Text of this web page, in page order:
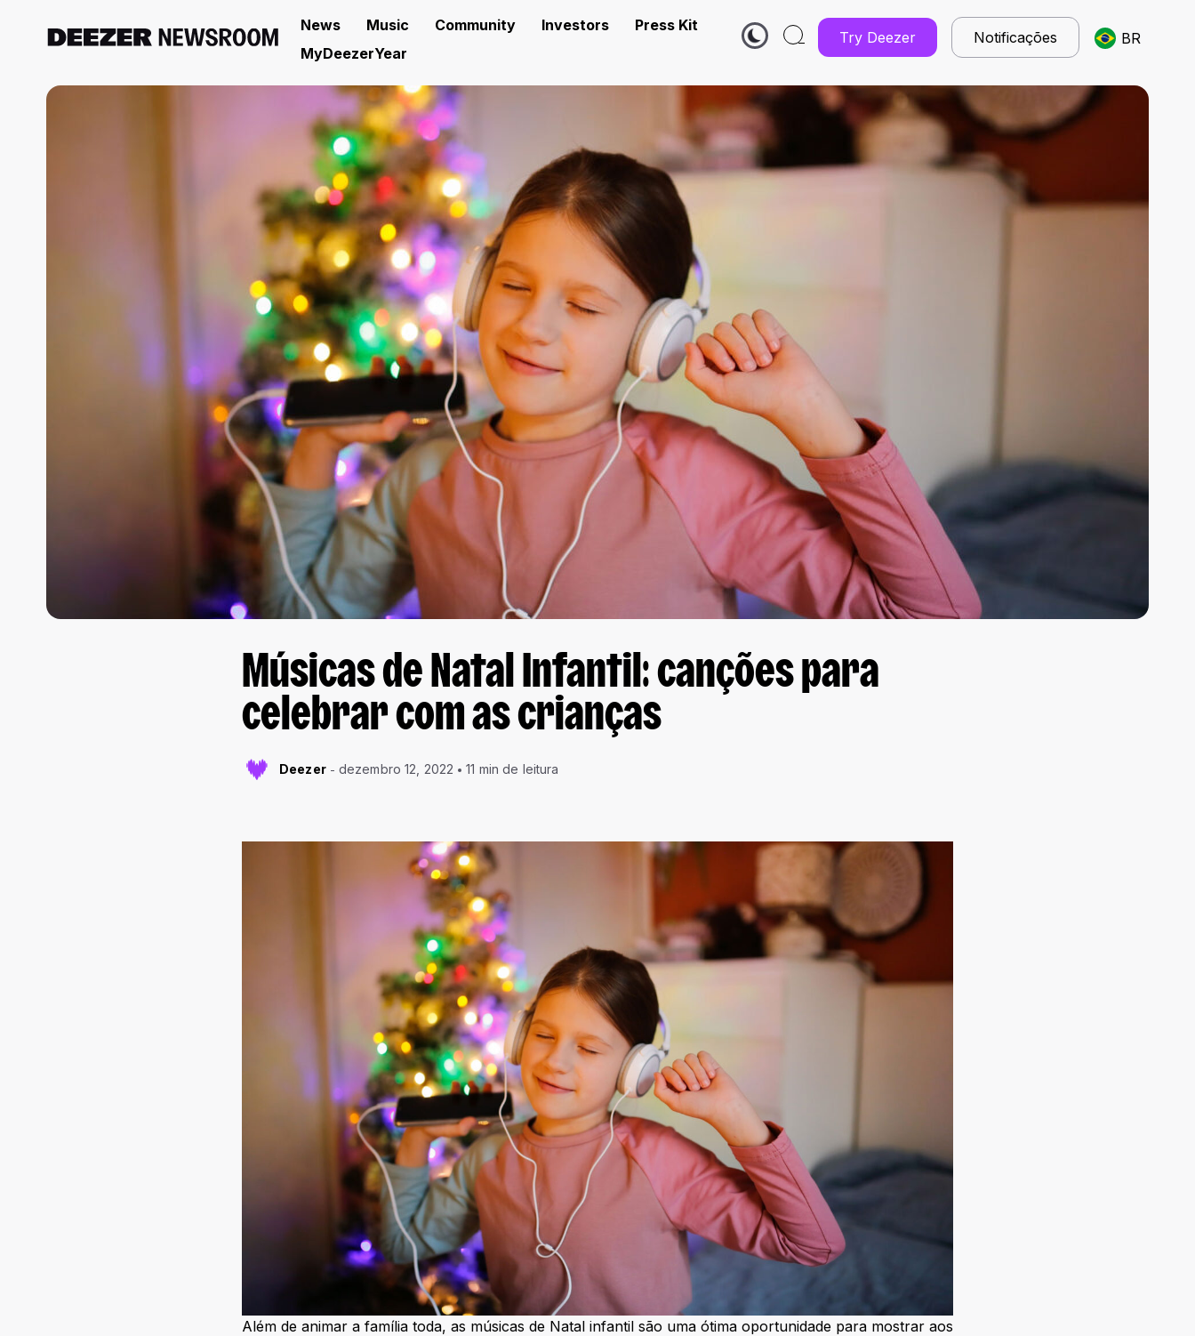
News Music Community Investors
Press Kit
MyDeezerYear
Try Deezer Notificações BR
Músicas de Natal Infantil: canções para
celebrar com as crianças
Deezer dezembro 12, 2022 11 min de leitura
Além de animar a família toda, as músicas de Natal infantil são uma ótima oportunidade para mostrar aos